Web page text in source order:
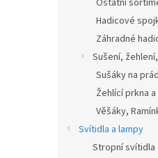
Ostatní
Hadicové
Záhradné
Sušení,
Sušáky na
Žehlící prkna
Věšáky,
Svítidla a lampy
Stropní svítidla